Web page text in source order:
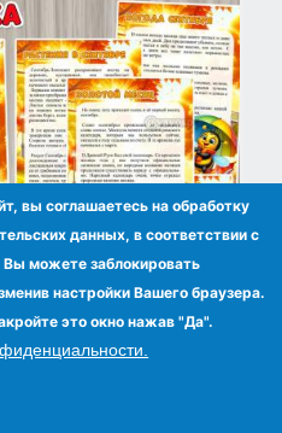
начало
вы соглашаетесь на обработку
данных, в соответствии с
можете заблокировать
настройки Вашего браузера.
это окно нажав "Да".